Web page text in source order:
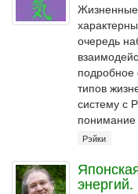
очередь
подробное
типов
систему с
понимание
Рэйки
энергий.